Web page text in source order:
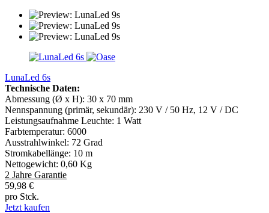
LunaLed 6s
Technische Daten:
Abmessung (Ø x H): 30 x 70 mm
Nennspannung (primär, sekundär): 230 V / 50 Hz, 12 V / DC
Leistungsaufnahme Leuchte: 1 Watt
Farbtemperatur: 6000
Ausstrahlwinkel: 72 Grad
Stromkabellänge: 10 m
Nettogewicht: 0,60 Kg
2 Jahre Garantie
59,98 €
pro Stck.
Jetzt kaufen